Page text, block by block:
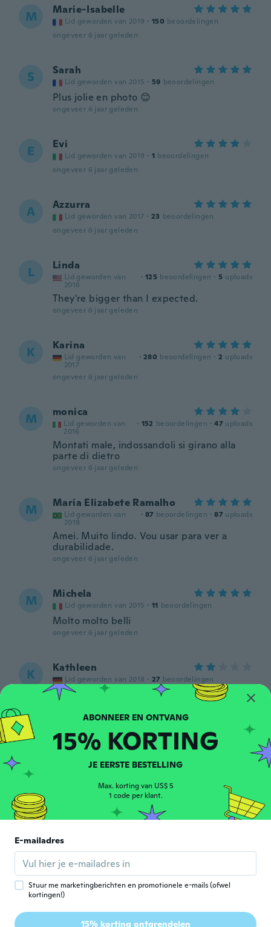
M Marie-Isabelle
Lid geworden van 2019 · 150 beoordelingen
ongeveer 6 jaar geleden
S Sarah
Lid geworden van 2015 · 59 beoordelingen
Plus jolie en photo 😊
ongeveer 6 jaar geleden
E Evi
Lid geworden van 2019 · 1 beoordelingen
ongeveer 6 jaar geleden
A Azzurra
Lid geworden van 2017 · 23 beoordelingen
ongeveer 6 jaar geleden
L Linda
Lid geworden van
2016
· 125 beoordelingen · 5 uploads
They're bigger than I expected.
ongeveer 6 jaar geleden
K Karina
Lid geworden van
2017
· 280 beoordelingen · 2 uploads
ongeveer 6 jaar geleden
M monica
Lid geworden van
2016
· 152 beoordelingen · 47 uploads
Montati male, indossandoli si girano alla
parte di dietro
ongeveer 6 jaar geleden
M Maria Elizabete Ramalho
Lid geworden van
2019
· 87 beoordelingen · 87 uploads
Amei. Muito lindo. Vou usar para ver a
durabilidade.
ongeveer 6 jaar geleden
M Michela
Lid geworden van 2015 · 11 beoordelingen
Molto molto belli
ongeveer 6 jaar geleden
K Kathleen
Lid geworden van 2018 · 27 beoordelingen
Die Lieferung erfolgte sehr schnell. Die
Ohrringe sind wirklich sehr groß, ich
dachte sie sind kleiner.
R
ongeveer 6 jaar geleden
Hélène
2015
Mauvaise qualité. On dirait qu elles sont
rouillées. Super déçue
Isis
ABONNEER EN ONTVANG
15% KORTING
JE EERSTE BESTELLING
Max. korting van US$ 5
1 code per klant.
E-mailadres
Stuur me marketingberichten en promotionele e-mails (ofwel
kortingen!)
15% korting ontgrendelen